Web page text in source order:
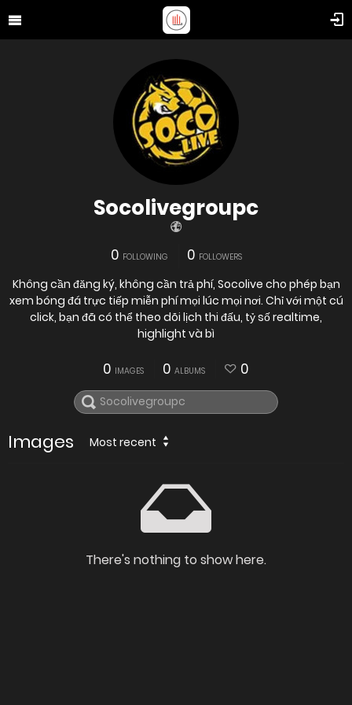
Socolivegroupc
0 FOLLOWING 0 FOLLOWERS
Không cần đăng ký, không cần trả phí, Socolive cho phép bạn
xem bóng đá trực tiếp miễn phí mọi lúc mọi nơi. Chỉ với một cú
click, bạn đã có thể theo dõi lịch thi đấu, tỷ số realtime,
highlight và bì
0 IMAGES 0 ALBUMS 0
Images Most recent
There's nothing to show here.